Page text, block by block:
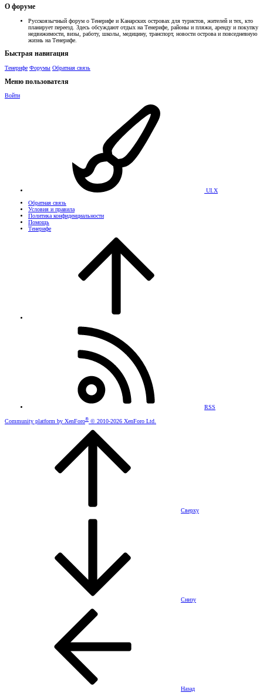
О форуме
Русскоязычный форум о Тенерифе и Канарских островах для туристов, жителей и тех, кто
планирует переезд. Здесь обсуждают отдых на Тенерифе, районы и пляжи, аренду и покупку
недвижимости, визы, работу, школы, медицину, транспорт, новости острова и повседневную
жизнь на Тенерифе.
Быстрая навигация
Тенерифе Форумы Обратная связь
Меню пользователя
Войти
UI.X
Обратная связь
Условия и правила
Политика конфиденциальности
Помощь
Тенерифе
RSS
Community platform by XenForo® © 2010-2026 XenForo Ltd.
Сверху
Снизу
Назад